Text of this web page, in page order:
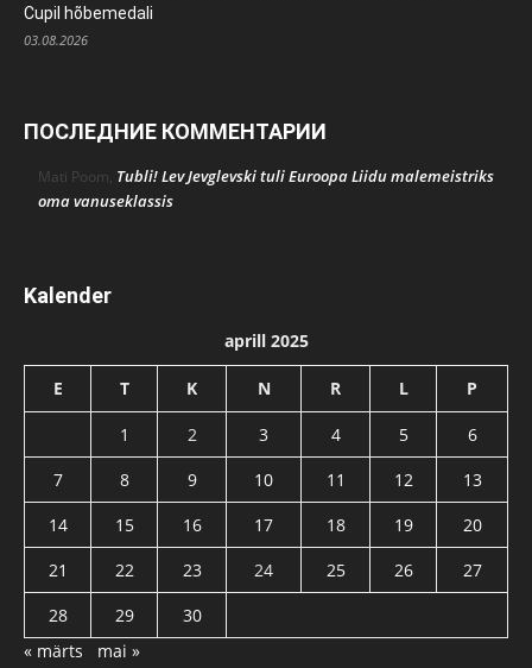
Cupil hõbemedali
03.08.2026
ПОСЛЕДНИЕ КОММЕНТАРИИ
Mati Poom, Tubli! Lev Jevglevski tuli Euroopa Liidu malemeistriks
oma vanuseklassis
Kalender
aprill 2025
E T K N R L P
1 2 3 4 5
6
7
8 9 10 11 12
13
14
15 16 17 18 19
20
21
22 23 24 25 26
27
28
29
30
« märts
mai »